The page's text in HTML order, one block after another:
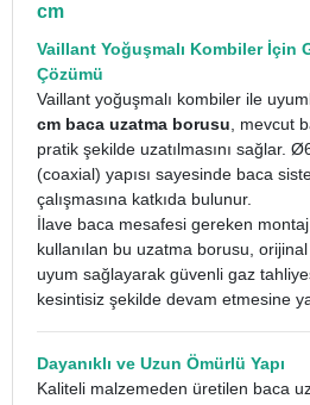
cm
Vaillant Yoğuşmalı Kombiler İçin
Çözümü
Vaillant yoğuşmalı kombiler ile
cm baca uzatma borusu , mevcut
pratik şekilde uzatılmasını sağlar.
(coaxial) yapısı sayesinde baca
çalışmasına katkıda bulunur.
İlave baca mesafesi gereken
kullanılan bu uzatma borusu,
uyum sağlayarak güvenli gaz
kesintisiz şekilde devam etmesine
Dayanıklı ve Uzun Ömürlü Yapı
Kaliteli malzemeden üretilen baca